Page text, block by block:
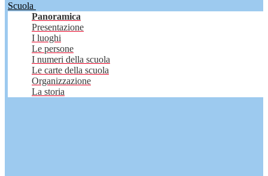
Scuola
Panoramica
Presentazione
I luoghi
Le persone
I numeri della scuola
Le carte della scuola
Organizzazione
La storia